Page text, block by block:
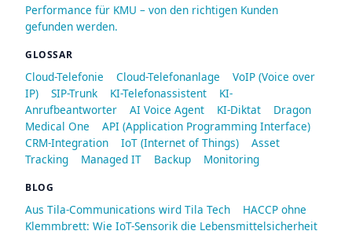
Performance für KMU – von den richtigen Kunden
gefunden werden.
GLOSSAR
Cloud-Telefonie Cloud-Telefonanlage
VoIP (Voice over
IP)
SIP-Trunk KI-Telefonassistent
KI-
Anrufbeantworter
AI Voice Agent KI-Diktat
Dragon
Medical One
API (Application Programming Interface)
CRM-Integration
IoT (Internet of Things)
Asset
Tracking
Managed IT Backup Monitoring
BLOG
Aus Tila-Communications wird Tila Tech
HACCP ohne
Klemmbrett: Wie IoT-Sensorik die Lebensmittelsicherheit